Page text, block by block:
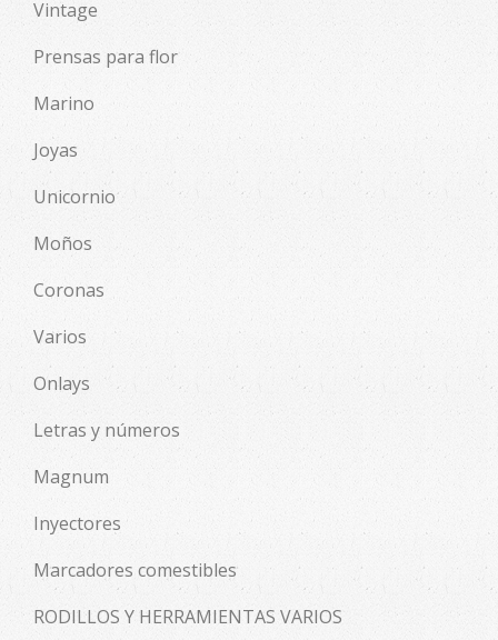
Vintage
Prensas para flor
Marino
Joyas
Unicornio
Moños
Coronas
Varios
Onlays
Letras y números
Magnum
Inyectores
Marcadores comestibles
RODILLOS Y HERRAMIENTAS VARIOS